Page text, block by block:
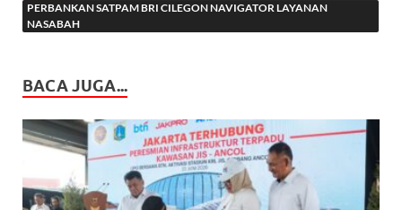
PERBANKAN SATPAM BRI CILEGON NAVIGATOR LAYANAN
NASABAH
BACA JUGA...